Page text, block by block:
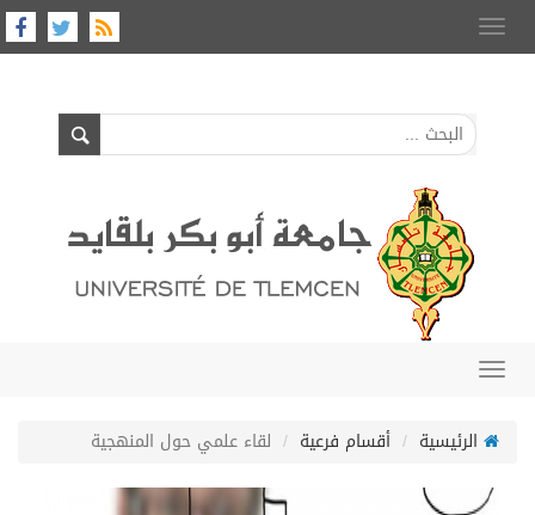
Toggle
navigation
Toggle
الرئيسية
أقسام فرعية لقاء علمي حول المنهجية